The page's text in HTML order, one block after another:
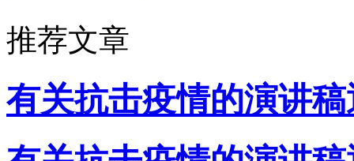
推荐文章
有关抗击疫情的演讲